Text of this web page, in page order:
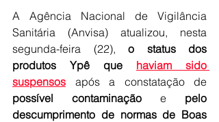
A Agência Nacional de Vigilância
Sanitária (Anvisa) atualizou, nesta
segunda-feira (22), o status dos
produtos Ypê que haviam sido
suspensos
possível contaminação e pelo
descumprimento de normas de Boas